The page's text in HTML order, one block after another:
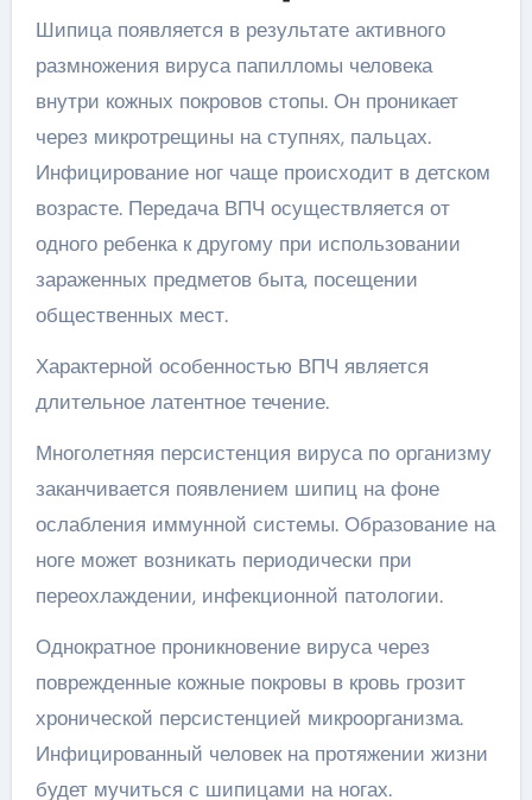
Шипица появляется в результате активного
размножения вируса папилломы человека
внутри кожных покровов стопы. Он проникает
через микротрещины на ступнях, пальцах.
Инфицирование ног чаще происходит в детском
возрасте. Передача ВПЧ осуществляется от
одного ребенка к другому при использовании
зараженных предметов быта, посещении
общественных мест.
Характерной особенностью ВПЧ является
длительное латентное течение.
Многолетняя персистенция вируса по организму
заканчивается появлением шипиц на фоне
ослабления иммунной системы. Образование на
ноге может возникать периодически при
переохлаждении, инфекционной патологии.
Однократное проникновение вируса через
поврежденные кожные покровы в кровь грозит
хронической персистенцией микроорганизма.
Инфицированный человек на протяжении жизни
будет мучиться с шипицами на ногах.